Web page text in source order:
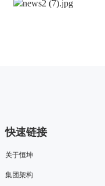
快速链接
关于恒坤
集团架构